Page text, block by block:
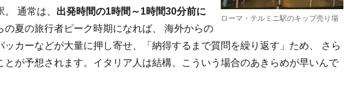
ローマ・テルミニ駅のキップ売り場
通常は、 出発時間の1時間～1時間30分前に
の夏の旅行者ピーク時期になれば、 海外からの
ッカーなどが大量に押し寄せ、「納得するまで質問を繰り返す」ため、 さら
とが予想されます。イタリア人は結構、こういう場合のあきらめが早いんで